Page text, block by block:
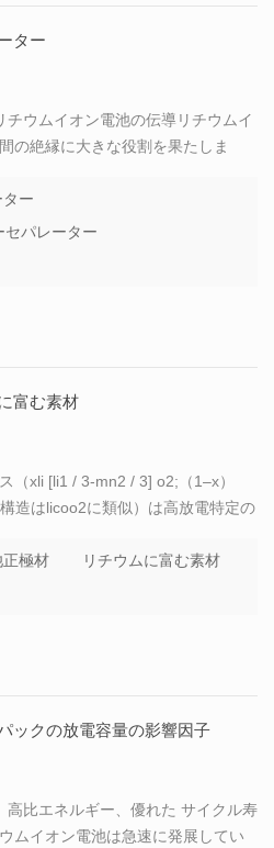
の安定性を改善するための高電圧
しば好まれます。電解質の電圧耐
添加剤には、一般に、ホウ素、有
ター
ウムイオン電池の伝導リチウムイ
の絶縁に大きな役割を果たしま
ンポーネントです。 リチウム電池
または高温になると、セパレータ
効果的に分離し、短絡を防止しま
として。現在広く使用されている
その融点および低い軟化温度
って、開発することは非常に重要
厦門トブ新エネルギー 研究部門
ー
セパレーター
富む素材
（xli [li1 / 3-mn2 / 3] o2;（1–x）
造はlicoo2に類似）は高放電特定の
として広く研究されています。さ
素が含まれているため、licoo2お
/ 3] o2; （1–x）limo2素材は、
くの学者によって検討されていま
するために使用されており、一部
正極材
リチウムに富む素材
ックの放電容量の影響因子
高比エネルギー、優れた サイクル寿
ムイオン電池は急速に発展してい